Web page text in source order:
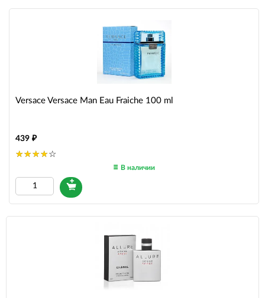
Versace Versace Man Eau Fraiche 100 ml
439
В наличии